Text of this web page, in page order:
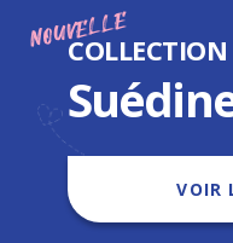
NOUVELLE
COLLECTION
VOIR